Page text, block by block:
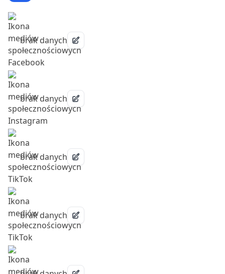
brak danych
brak danych
brak danych
brak danych